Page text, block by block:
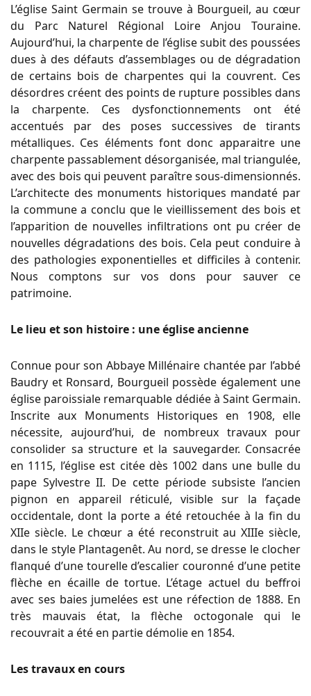
L’église Saint Germain se trouve à Bourgueil, au cœur
du Parc Naturel Régional Loire Anjou Touraine.
Aujourd’hui, la charpente de l’église subit des poussées
dues à des défauts d’assemblages ou de dégradation
de certains bois de charpentes qui la couvrent. Ces
désordres créent des points de rupture possibles dans
la charpente. Ces dysfonctionnements ont été
accentués par des poses successives de tirants
métalliques. Ces éléments font donc apparaitre une
charpente passablement désorganisée, mal triangulée,
avec des bois qui peuvent paraître sous-dimensionnés.
L’architecte des monuments historiques mandaté par
la commune a conclu que le vieillissement des bois et
l’apparition de nouvelles infiltrations ont pu créer de
nouvelles dégradations des bois. Cela peut conduire à
des pathologies exponentielles et difficiles à contenir.
Nous comptons sur vos dons pour sauver ce
patrimoine.
Le lieu et son histoire : une église ancienne
Connue pour son Abbaye Millénaire chantée par l’abbé
Baudry et Ronsard, Bourgueil possède également une
église paroissiale remarquable dédiée à Saint Germain.
Inscrite aux Monuments Historiques en 1908, elle
nécessite, aujourd’hui, de nombreux travaux pour
consolider sa structure et la sauvegarder. Consacrée
en 1115, l’église est citée dès 1002 dans une bulle du
pape Sylvestre II. De cette période subsiste l’ancien
pignon en appareil réticulé, visible sur la façade
occidentale, dont la porte a été retouchée à la fin du
XIIe siècle. Le chœur a été reconstruit au XIIIe siècle,
dans le style Plantagenêt. Au nord, se dresse le clocher
flanqué d’une tourelle d’escalier couronné d’une petite
flèche en écaille de tortue. L’étage actuel du beffroi
avec ses baies jumelées est une réfection de 1888. En
très mauvais état, la flèche octogonale qui le
recouvrait a été en partie démolie en 1854.
Les travaux en cours